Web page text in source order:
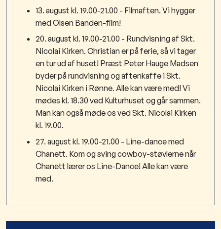
13. august kl. 19.00-21.00 - Filmaften. Vi hygger
med Olsen Banden-film!
20. august kl. 19.00-21.00 - Rundvisning af Skt.
Nicolai Kirken. Christian er på ferie, så vi tager
en tur ud af huset! Præst Peter Hauge Madsen
byder på rundvisning og aftenkaffe i Skt.
Nicolai Kirken i Rønne. Alle kan være med! Vi
mødes kl. 18.30 ved Kulturhuset og går sammen.
Man kan også møde os ved Skt. Nicolai Kirken
kl. 19.00.
27. august kl. 19.00-21.00 - Line-dance med
Chanett. Kom og sving cowboy-støvlerne når
Chanett lærer os Line-Dance! Alle kan være
med.